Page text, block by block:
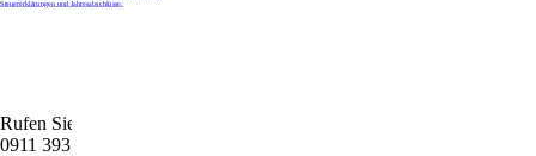
Rufen Sie uns gerne an
0911 39372790